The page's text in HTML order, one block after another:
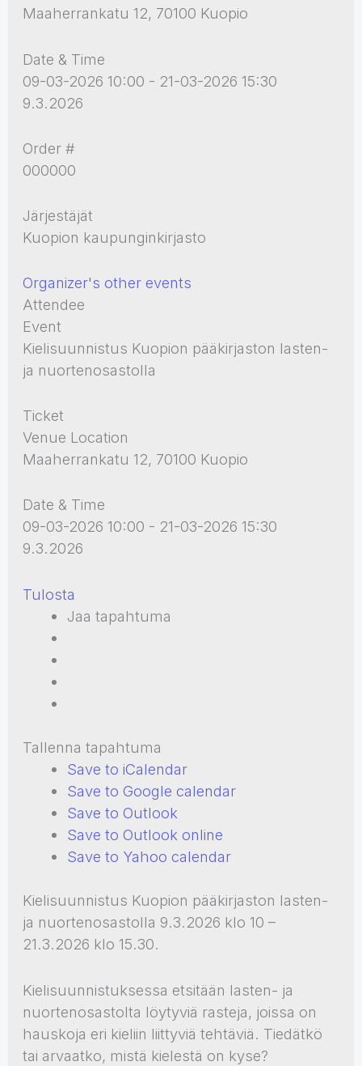
Maaherrankatu 12, 70100 Kuopio
Date & Time
09-03-2026 10:00 - 21-03-2026 15:30
9.3.2026
Order #
000000
Järjestäjät
Kuopion kaupunginkirjasto
Organizer's other events
Attendee
Event
Kielisuunnistus Kuopion pääkirjaston lasten-
ja nuortenosastolla
Ticket
Venue Location
Maaherrankatu 12, 70100 Kuopio
Date & Time
09-03-2026 10:00 - 21-03-2026 15:30
9.3.2026
Tulosta
Jaa tapahtuma
Tallenna tapahtuma
Save to iCalendar
Save to Google calendar
Save to Outlook
Save to Outlook online
Save to Yahoo calendar
Kielisuunnistus Kuopion pääkirjaston lasten-
ja nuortenosastolla 9.3.2026 klo 10 –
21.3.2026 klo 15.30.
Kielisuunnistuksessa etsitään lasten- ja
nuortenosastolta löytyviä rasteja, joissa on
hauskoja eri kieliin liittyviä tehtäviä. Tiedätkö
tai arvaatko, mistä kielestä on kyse?